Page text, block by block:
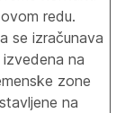
redu.
se izračunava
na
zone
na